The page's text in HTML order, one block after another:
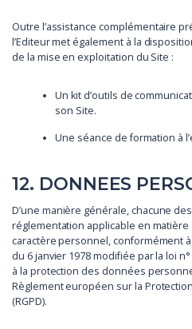
Outre l’assistance complémentaire
l’Editeur met également à la
de la mise en exploitation du Site :
Un kit d’outils de
son Site.
Une séance de formation à
12. DONNEES
D’une manière générale, chacune
réglementation applicable en
caractère personnel, conformément
du 6 janvier 1978 modifiée par la loi
à la protection des données
Règlement européen sur la
(RGPD).